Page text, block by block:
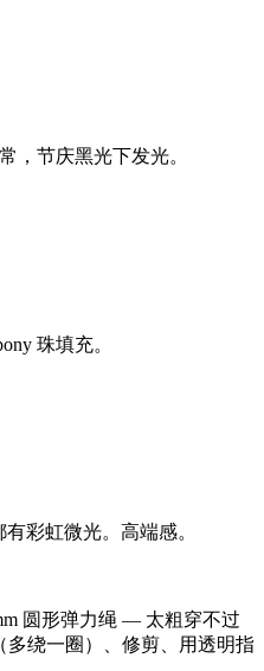
，节庆黑光下发光。
珠填充。
彩虹微光。高端感。
圆形弹力绳 — 太粗穿不过
绕一圈）、修剪、用透明指